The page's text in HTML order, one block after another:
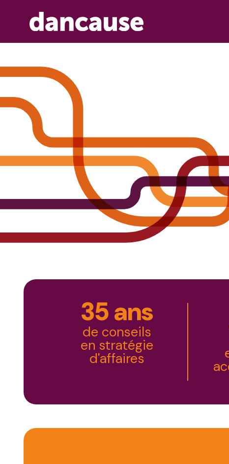
Dancause :
35 ans
de conseils
en stratégie
d'affaires